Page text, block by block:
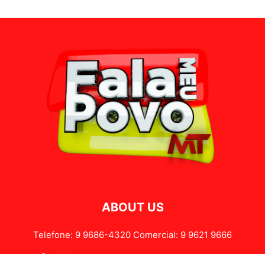
ABOUT US
Telefone: 9 9686-4320 Comercial: 9 9621 9666